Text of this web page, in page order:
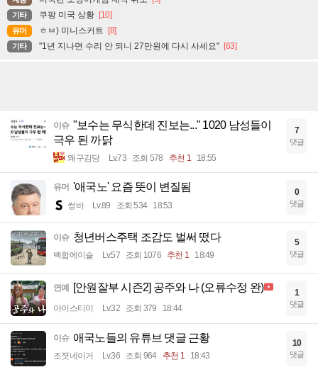
기타 쿠팡 미국 상황 [10]
유머 ㅎㅂ) 미니스커트 [8]
기타 "1년 지나면 수리 안 되니 27만원에 다시 사세요" [63]
이슈 "보수는 무식한데 진보는..." 1020 남성들이
극우 된 까닭
왜구김당 Lv.73 조회 578 추천 1 18:55
7
댓글
유머 '애국노' 요즘 뜻이 변질됨
썽바 Lv.89 조회 534 18:53
0
댓글
이슈 청년버스주택 조감도 벌써 떴다
백합에이슬 Lv.57 조회 1076 추천 1 18:49
5
댓글
연예 [안원잘부 시즌2] 공주와 나 (오류수정 완)
아이스티이 Lv.32 조회 379 18:44
1
댓글
이슈 애국노들의 유튜브 댓글 근황
조졋네이거 Lv.36 조회 964 추천 1 18:43
10
댓글